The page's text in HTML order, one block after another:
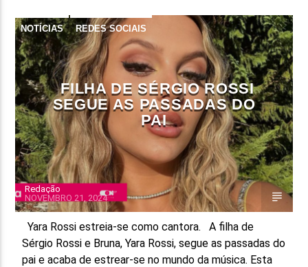
NOTÍCIAS REDES SOCIAIS
FILHA DE SÉRGIO ROSSI
SEGUE AS PASSADAS DO
PAI
Redação
NOVEMBRO 21, 2024
Yara Rossi estreia-se como cantora. A filha de
Sérgio Rossi e Bruna, Yara Rossi, segue as passadas do
pai e acaba de estrear-se no mundo da música. Esta